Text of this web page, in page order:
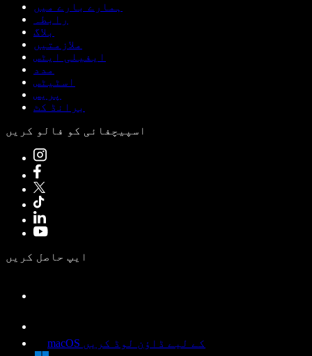
ہمارے بارے میں
رابطہ
بلاگ
ملازمتیں
ایفیلی ایٹس
مدد
اسٹیٹس
پریس
برانڈ کٹ
اسپیچفائی کو فالو کریں
ایپ حاصل کریں
macOS کے لیے ڈاؤن لوڈ کریں